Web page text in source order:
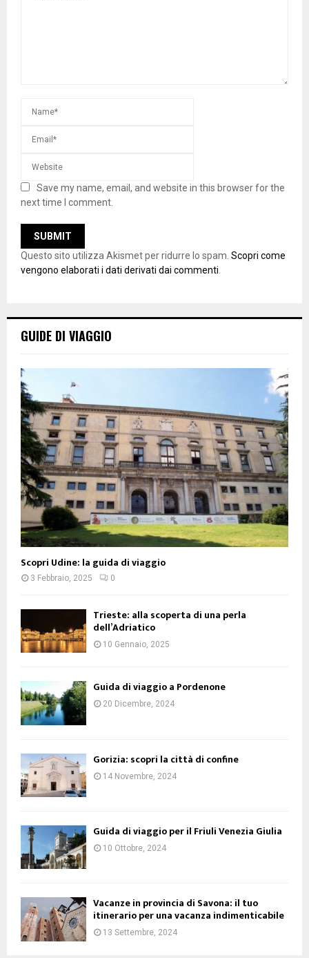
Save my name, email, and website in this browser for the
next time I comment.
Questo sito utilizza Akismet per ridurre lo spam. Scopri come
vengono elaborati i dati derivati dai commenti.
GUIDE DI VIAGGIO
Scopri Udine: la guida di viaggio
3 Febbraio, 2025 0
Trieste: alla scoperta di una perla
dell’Adriatico
10 Gennaio, 2025
Guida di viaggio a Pordenone
20 Dicembre, 2024
Gorizia: scopri la città di confine
14 Novembre, 2024
Guida di viaggio per il Friuli Venezia Giulia
10 Ottobre, 2024
Vacanze in provincia di Savona: il tuo
itinerario per una vacanza indimenticabile
13 Settembre, 2024